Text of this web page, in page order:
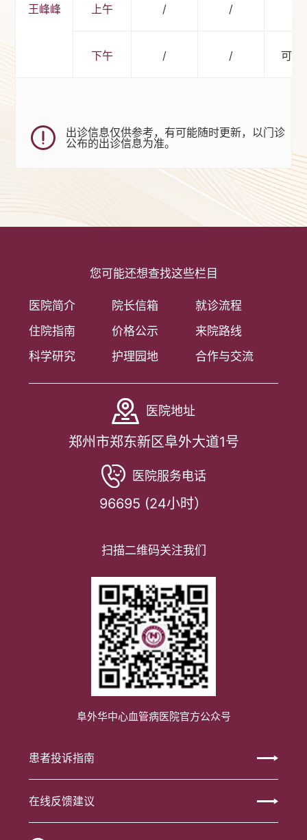
王峰峰 上午 / /
下午 / / 可预
出诊信息仅供参考，有可能随时更新，以门诊
公布的出诊信息为准。
您可能还想查找这些栏目
医院简介 院长信箱
就诊流程
住院指南
价格公示
来院路线
科学研究
护理园地 合作与交流
医院地址
郑州市郑东新区阜外大道1号
医院服务电话
96695 (24小时）
扫描二维码关注我们
阜外华中心血管病医院官方公众号
患者投诉指南
在线反馈建议